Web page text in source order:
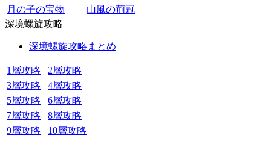
月の子の宝物
山風の荊冠
深境螺旋攻略
深境螺旋攻略まとめ
1層攻略
2層攻略
3層攻略
4層攻略
5層攻略
6層攻略
7層攻略
8層攻略
9層攻略
10層攻略